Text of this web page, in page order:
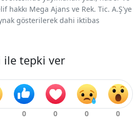
hakkı Mega Ajans ve Rek. Tic. A.Ş'ye
gösterilerek dahi iktibas
ile tepki ver